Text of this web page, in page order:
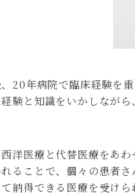
20年病院で臨床経験を重
験と知識をいかしなが
洋医療と代替医療をあわ
ることで、個々の患者
納得できる医療を受けら